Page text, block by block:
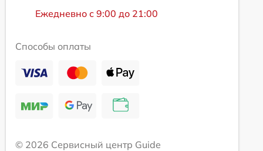
Ежедневно с 9:00 до 21:00
Способы оплаты
© 2026 Сервисный центр Guide